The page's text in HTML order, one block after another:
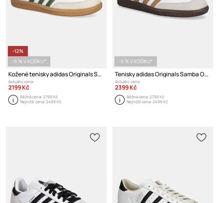
-12%
-5 % V KOŠÍKU*
Kožené tenisky adidas Originals Samba Og W
Aktuální cena:
2199 Kč
Běžná cena:2799 Kč
Nejnižší cena:2499 Kč
-5 % V KOŠÍKU*
Tenisky adidas Originals Samba OG
Aktuální cena:
2399 Kč
Běžná cena:2799 Kč
Nejnižší cena:2499 Kč